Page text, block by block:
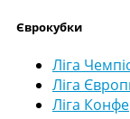
Єврокубки
Ліга
Ліга
Ліга